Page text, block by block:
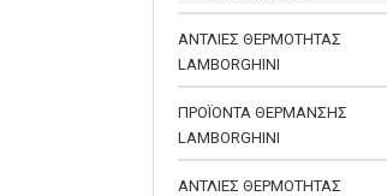
ΑΝΤΛΙΕΣ ΘΕΡΜΟΤΗΤΑΣ
LAMBORGHINI
ΠΡΟΪΟΝΤΑ ΘΕΡΜΑΝΣΗΣ
LAMBORGHINI
ΑΝΤΛΙΕΣ ΘΕΡΜΟΤΗΤΑΣ